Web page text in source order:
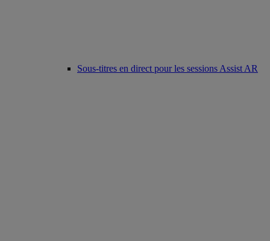
Sous-titres en direct pour les sessions Assist AR